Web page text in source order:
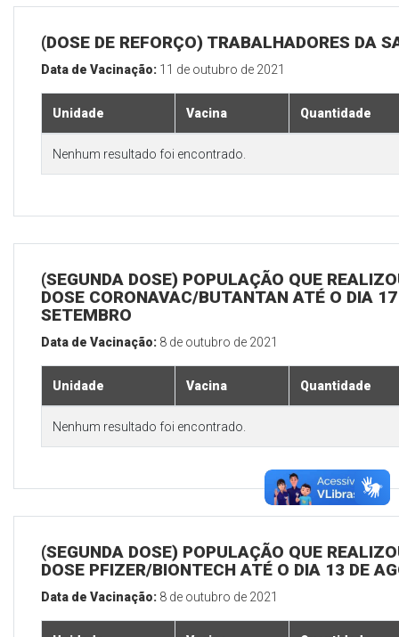
(DOSE DE REFORÇO) TRABALHADORES DA
Data de Vacinação: 11 de outubro de 2021
Unidade Vacina Quantidade
Nenhum resultado foi encontrado.
(SEGUNDA DOSE) POPULAÇÃO QUE
DOSE CORONAVAC/BUTANTAN ATÉ O DIA
SETEMBRO
Data de Vacinação: 8 de outubro de 2021
Unidade Vacina Quantidade
Nenhum resultado foi encontrado.
(SEGUNDA DOSE) POPULAÇÃO QUE
DOSE PFIZER/BIONTECH ATÉ O DIA 13 DE
Data de Vacinação: 8 de outubro de 2021